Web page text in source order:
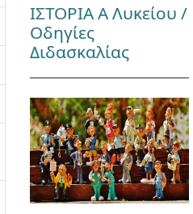
ΙΣΤΟΡΙΑ Α Λυκείου /
Οδηγίες
Διδασκαλίας